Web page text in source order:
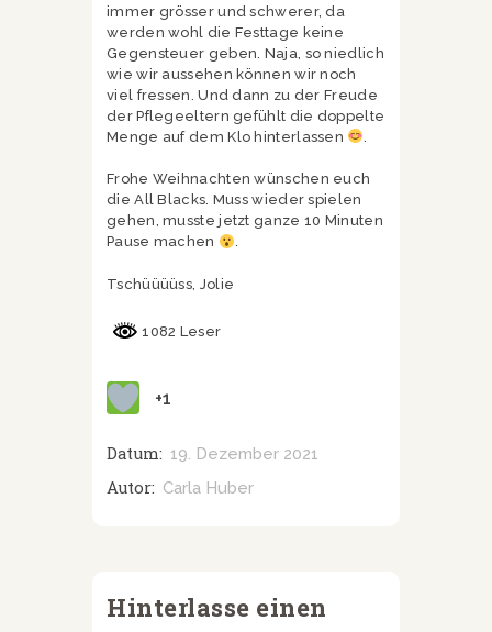
immer grösser und schwerer, da
werden wohl die Festtage keine
Gegensteuer geben. Naja, so niedlich
wie wir aussehen können wir noch
viel fressen. Und dann zu der Freude
der Pflegeeltern gefühlt die doppelte
Menge auf dem Klo hinterlassen
Frohe Weihnachten wünschen euch
die All Blacks. Muss wieder spielen
gehen, musste jetzt ganze 10 Minuten
Pause machen
.
Tschüüüüss, Jolie
1082 Leser
+1
Datum: 19. Dezember 2021
Autor: Carla Huber
Hinterlasse einen